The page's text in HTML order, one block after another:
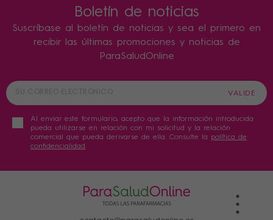
Boletín de noticias
Suscríbase al boletín de noticias y sea el primero en
recibir las últimas promociones y noticias de
ParaSaludOnline
Al enviar este formulario, acepto que la información introducida
pueda utilizarse en relación con mi solicitud y la relación
comercial que pueda derivarse de ella. Consulte la política de
confidencialidad .